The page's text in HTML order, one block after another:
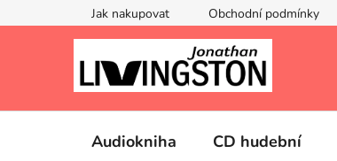
na
Jak nakupovat Obchodní podmínky
Audiokniha CD hudební